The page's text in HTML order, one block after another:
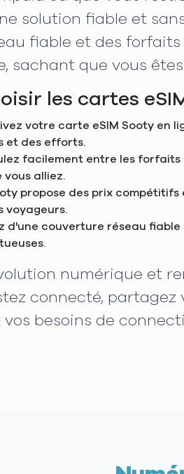
solution fiable et
fiable et des forfaits
sachant que vous
les cartes
votre carte eSIM Sooty en
et des efforts.
facilement entre les
vous alliez.
propose des prix
voyageurs.
d'une couverture réseau
numérique et
connecté,
besoins de